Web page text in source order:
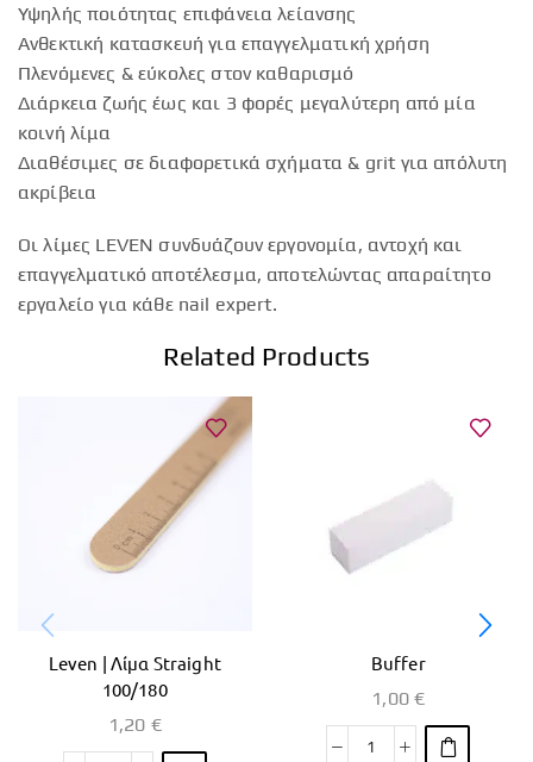
Υψηλής ποιότητας επιφάνεια λείανσης
Ανθεκτική κατασκευή για επαγγελματική χρήση
Πλενόμενες & εύκολες στον καθαρισμό
Διάρκεια ζωής έως και 3 φορές μεγαλύτερη από μία
κοινή λίμα
Διαθέσιμες σε διαφορετικά σχήματα & grit για απόλυτη
ακρίβεια
Οι λίμες LEVEN συνδυάζουν εργονομία, αντοχή και
επαγγελματικό αποτέλεσμα, αποτελώντας απαραίτητο
εργαλείο για κάθε nail expert.
Related Products
Leven | Λίμα Straight
100/180
1,20 €
Buffer
1,00€